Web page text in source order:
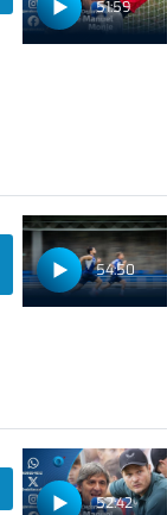
51:59
54:50
52:42